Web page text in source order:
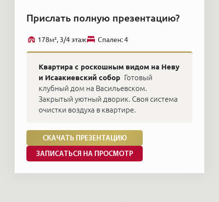
Прислать полную презентацию?
178м², 3/4 этаж Cпален: 4
Квартира с роскошным видом на Неву
и Исаакиевский собор Готовый
клубный дом на Васильевском.
Закрытый уютный дворик. Своя система
очистки воздуха в квартире.
СКАЧАТЬ ПРЕЗЕНТАЦИЮ
ЗАПИСАТЬСЯ НА ПРОСМОТР